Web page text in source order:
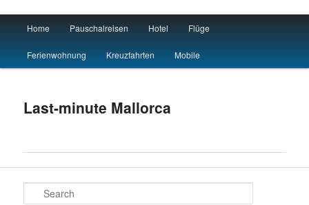
Reisen Hotel Flug
Skip to primary content
Skip to secondary content
Home Pauschalreisen Hotel Flüge
Ferienwohnung Kreuzfahrten Mobile
Last-minute Mallorca
Search